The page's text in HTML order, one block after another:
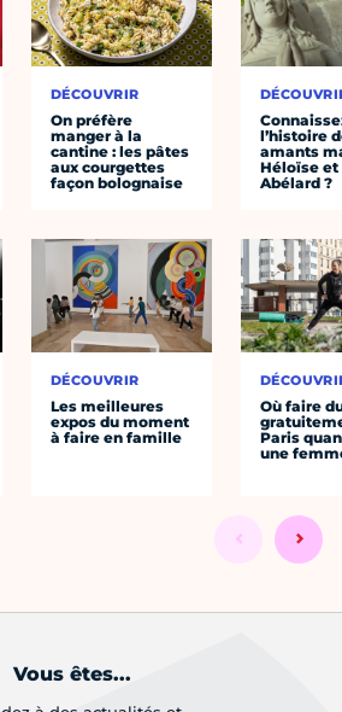
DÉCOUVRIR
On préfère
manger à la
cantine : les pâtes
aux courgettes
façon bolognaise
DÉCOUVRIR
Les meilleures
expos du moment
à faire en famille
l’histoire
amants
Héloïse et
Abélard ?
Où faire
Paris
une
Vous êtes...